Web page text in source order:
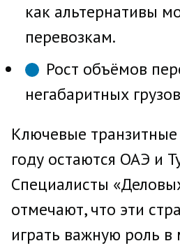
как альтернативы
перевозкам.
Рост объёмов
негабаритных
Ключевые
году остаются ОАЭ и
Специалисты
отмечают, что эти
играть важную роль